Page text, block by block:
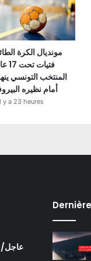
مونديال الكرة
فتيات
المنتخب التونسي
أمام نظيره
y a 23 heures
عاجل/